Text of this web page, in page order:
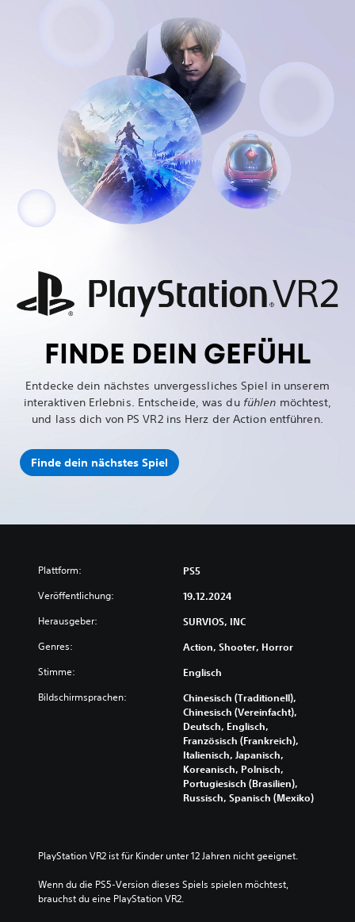
FINDE DEIN GEFÜHL
Entdecke dein nächstes unvergessliches Spiel in unserem
interaktiven Erlebnis. Entscheide, was du fühlen möchtest,
und lass dich von PS VR2 ins Herz der Action entführen.
Finde dein nächstes Spiel
Plattform: PS5
Veröffentlichung: 19.12.2024
Herausgeber: SURVIOS, INC
Genres: Action, Shooter, Horror
Stimme: Englisch
Bildschirmsprachen:
Chinesisch (Traditionell),
Chinesisch (Vereinfacht),
Deutsch, Englisch,
Französisch (Frankreich),
Italienisch, Japanisch,
Koreanisch, Polnisch,
Portugiesisch (Brasilien),
Russisch, Spanisch (Mexiko)
PlayStation VR2 ist für Kinder unter 12 Jahren nicht geeignet.
Wenn du die PS5-Version dieses Spiels spielen möchtest,
brauchst du eine PlayStation VR2.